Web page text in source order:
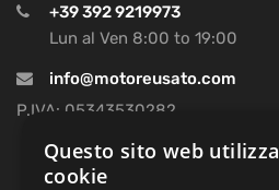
+39 392 9219973
Lun al Ven 8:00 to 19:00
info@motoreusato.com
P.IVA: 05343530282
Questo sito web utilizza
cookie